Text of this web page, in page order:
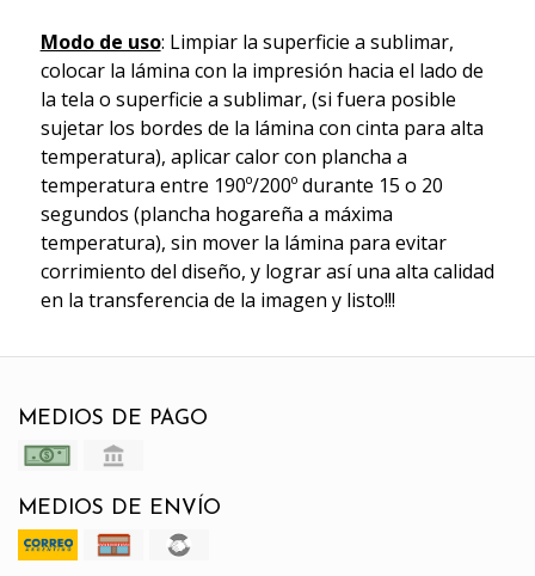
Modo de uso: Limpiar la superficie a sublimar,
colocar la lámina con la impresión hacia el lado de
la tela o superficie a sublimar, (si fuera posible
sujetar los bordes de la lámina con cinta para alta
temperatura), aplicar calor con plancha a
temperatura entre 190º/200º durante 15 o 20
segundos (plancha hogareña a máxima
temperatura), sin mover la lámina para evitar
corrimiento del diseño, y lograr así una alta calidad
en la transferencia de la imagen y listo!!!
MEDIOS DE PAGO
MEDIOS DE ENVÍO